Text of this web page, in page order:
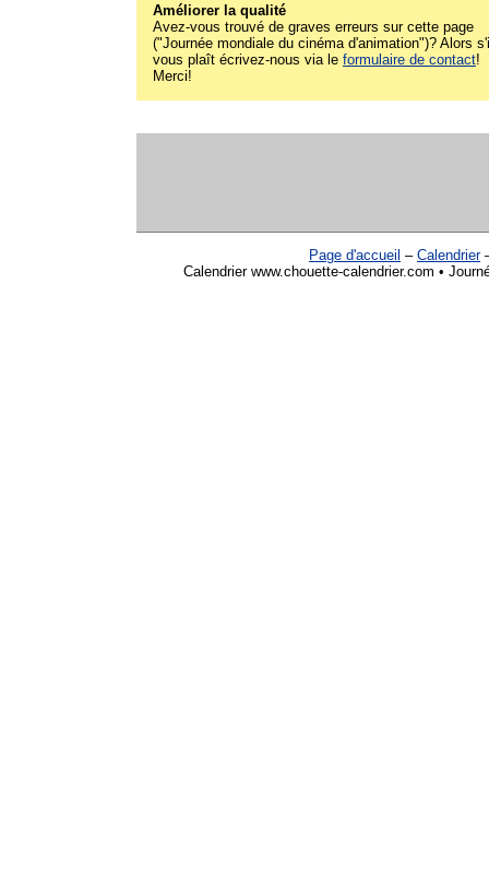
Améliorer la qualité
Avez-vous trouvé de graves erreurs sur cette page
("Journée mondiale du cinéma d'animation")? Alors
vous plaît écrivez-nous via le formulaire de contact!
Merci!
Page d'accueil – Calendrier
Calendrier www.chouette-calendrier.com •